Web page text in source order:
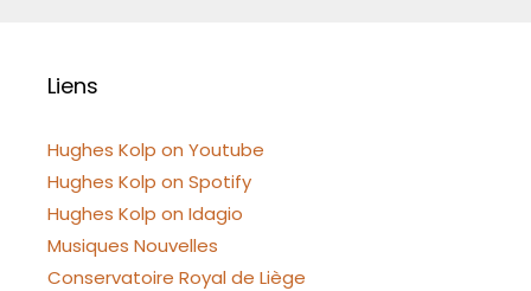
Liens
Hughes Kolp on Youtube
Hughes Kolp on Spotify
Hughes Kolp on Idagio
Musiques Nouvelles
Conservatoire Royal de Liège